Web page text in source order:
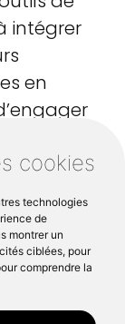
cookies
technologies
de
montrer un
ciblées, pour
comprendre la
intégrer
en